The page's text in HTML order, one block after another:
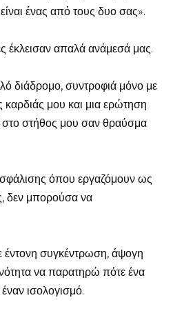
ένας από τους δυο σας».
έκλεισαν απαλά ανάμεσά μας.
διάδρομο, συντροφιά μόνο με
καρδιάς μου και μια ερώτηση
στο στήθος μου σαν θραύσμα
όπου εργαζόμουν ως
δεν μπορούσα να
έντονη συγκέντρωση, άψογη
να παρατηρώ πότε ένα
ισολογισμό.